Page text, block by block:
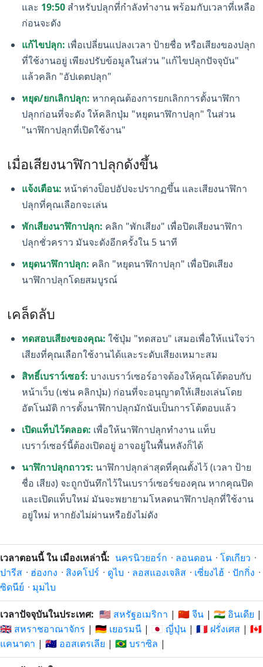
และ 19:50 สำหรับปลุกที่กำลังทำงาน พร้อมกับเวลาที่เหลือ
ก่อนจะดัง
แก้ไขปลุก: เพื่อเปลี่ยนแปลงเวลา ป้ายชื่อ หรือเสียงของปลุก
ที่ใช้งานอยู่ เพียงปรับข้อมูลในส่วน "แก้ไขปลุกปัจจุบัน"
แล้วคลิก "อัปเดตปลุก"
หยุด/ยกเลิกปลุก: หากคุณต้องการยกเลิกการตั้งนาฬิกา
ปลุกก่อนที่จะดัง ให้คลิกปุ่ม "หยุดนาฬิกาปลุก" ในส่วน
"นาฬิกาปลุกที่เปิดใช้งาน"
เมื่อเสียงนาฬิกาปลุกดังขึ้น
แจ้งเตือน: หน้าต่างป็อปอัปจะปรากฏขึ้น และเสียงนาฬิกา
ปลุกที่คุณเลือกจะเล่น
พักเสียงนาฬิกาปลุก: คลิก "พักเสียง" เพื่อปิดเสียงนาฬิกา
ปลุกชั่วคราว มันจะดังอีกครั้งใน 5 นาที
หยุดนาฬิกาปลุก: คลิก "หยุดนาฬิกาปลุก" เพื่อปิดเสียง
นาฬิกาปลุกโดยสมบูรณ์
เคล็ดลับ
ทดสอบเสียงของคุณ: ใช้ปุ่ม "ทดสอบ" เสมอเพื่อให้แน่ใจว่า
เสียงที่คุณเลือกใช้งานได้และระดับเสียงเหมาะสม
สิทธิ์เบราว์เซอร์: บางเบราว์เซอร์อาจต้องให้คุณโต้ตอบกับ
หน้าเว็บ (เช่น คลิกปุ่ม) ก่อนที่จะอนุญาตให้เสียงเล่นโดย
อัตโนมัติ การตั้งนาฬิกาปลุกมักนับเป็นการโต้ตอบแล้ว
เปิดแท็บไว้ตลอด: เพื่อให้นาฬิกาปลุกทำงาน แท็บ
เบราว์เซอร์นี้ต้องเปิดอยู่ อาจอยู่ในพื้นหลังก็ได้
นาฬิกาปลุกถาวร: นาฬิกาปลุกล่าสุดที่คุณตั้งไว้ (เวลา ป้าย
ชื่อ เสียง) จะถูกบันทึกไว้ในเบราว์เซอร์ของคุณ หากคุณปิด
และเปิดแท็บใหม่ มันจะพยายามโหลดนาฬิกาปลุกที่ใช้งาน
อยู่ใหม่ หากยังไม่ผ่านหรือยังไม่ดัง
เวลาตอนนี้ ใน เมืองเหล่านี้: นครนิวยอร์ก · ลอนดอน · โตเกียว ·
ปารีส · ฮ่องกง · สิงคโปร์ · ดูไบ · ลอสแองเจลิส · เซี่ยงไฮ้ · ปักกิ่ง ·
ซิดนีย์ · มุมไบ
เวลาปัจจุบันในประเทศ: 🇺🇸 สหรัฐอเมริกา | 🇨🇳 จีน | 🇮🇳 อินเดีย |
🇬🇧 สหราชอาณาจักร | 🇩🇪 เยอรมนี | 🇯🇵 ญี่ปุ่น | 🇫🇷 ฝรั่งเศส | 🇨🇦
แคนาดา | 🇦🇺 ออสเตรเลีย | 🇧🇷 บราซิล |